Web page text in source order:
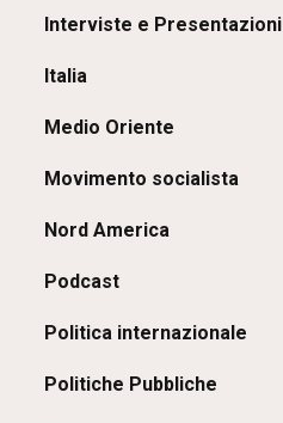
Interviste e Presentazioni
Italia
Medio Oriente
Movimento socialista
Nord America
Podcast
Politica internazionale
Politiche Pubbliche